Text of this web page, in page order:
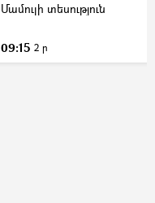
Մամուլի տեսություն
09:15 2 ր